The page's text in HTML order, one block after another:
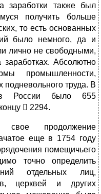
заработки также был
получить больше
то есть основанных
было немного, да и
лично не свободными,
Абсолютно
промышленности,
труда. В
России было 655
 2294.
продолжение
еще в 1754 году
помещичьего
точно определить
отдельных лиц,
церквей и других